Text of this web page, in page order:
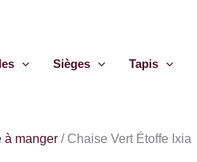
Sièges Tapis
à manger / Chaise Vert Étoffe Ixia